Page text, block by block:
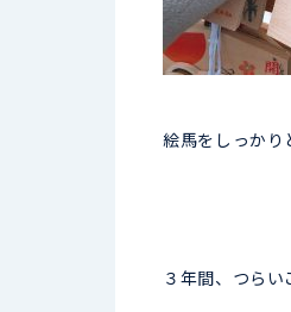
絵馬をしっかり
３年間、つら